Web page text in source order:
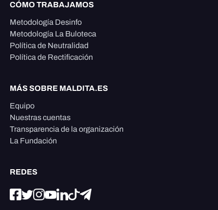
CÓMO TRABAJAMOS
Metodología Desinfo
Metodología La Buloteca
Política de Neutralidad
Política de Rectificación
MÁS SOBRE MALDITA.ES
Equipo
Nuestras cuentas
Transparencia de la organización
La Fundación
REDES